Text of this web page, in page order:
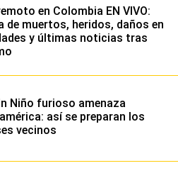
en Colombia EN VIVO:
de muertos, heridos, daños en
y últimas noticias tras
Niño furioso amenaza
así se preparan los
vecinos